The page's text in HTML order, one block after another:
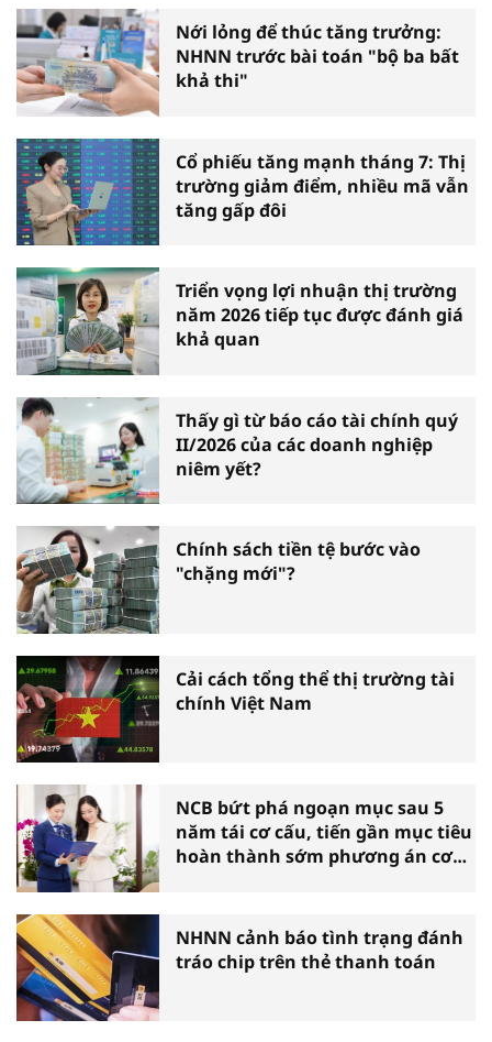
Nới lỏng để thúc tăng trưởng:
NHNN trước bài toán "bộ ba bất
khả thi"
Cổ phiếu tăng mạnh tháng 7: Thị
trường giảm điểm, nhiều mã vẫn
tăng gấp đôi
Triển vọng lợi nhuận thị trường
năm 2026 tiếp tục được đánh giá
khả quan
Thấy gì từ báo cáo tài chính quý
II/2026 của các doanh nghiệp
niêm yết?
Chính sách tiền tệ bước vào
"chặng mới"?
Cải cách tổng thể thị trường tài
chính Việt Nam
NCB bứt phá ngoạn mục sau 5
năm tái cơ cấu, tiến gần mục tiêu
hoàn thành sớm phương án cơ
NHNN cảnh báo tình trạng đánh
tráo chip trên thẻ thanh toán